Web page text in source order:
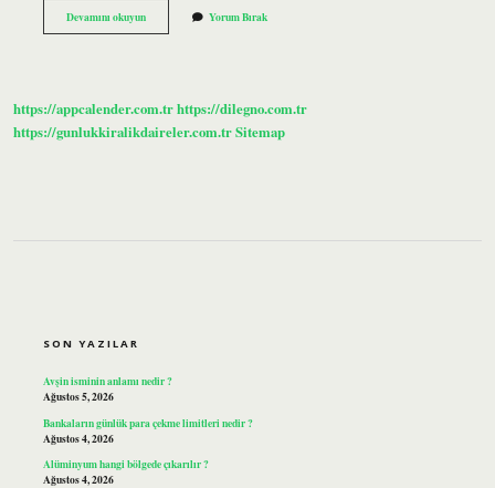
Devamını okuyunBir
Bilgisayar
Yorum Bırak
https://appcalender.com.trhttps://dilegno.com.tr
https://gunlukkiralikdaireler.com.trSitemap
SON YAZILAR
Avşin isminin anlamı nedir ?
Ağustos 5, 2026
Bankaların günlük para çekme limitleri nedir ?
Ağustos 4, 2026
Alüminyum hangi bölgede çıkarılır ?
Ağustos 4, 2026